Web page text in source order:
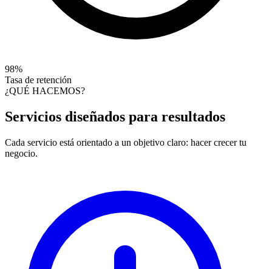
98%
Tasa de retención
¿QUÉ HACEMOS?
Servicios diseñados para resultados
Cada servicio está orientado a un objetivo claro: hacer crecer tu
negocio.